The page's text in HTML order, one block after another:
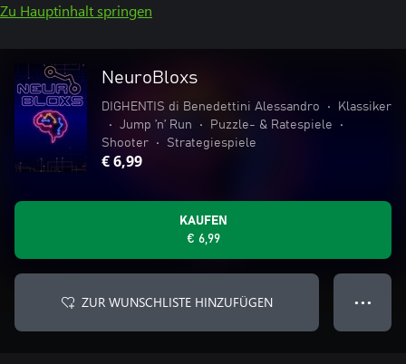
Zu Hauptinhalt springen
NeuroBloxs
DIGHENTIS di Benedettini Alessandro •
Klassiker
•
Jump ’n’ Run • Puzzle- & Ratespiele
•
Shooter
• Strategiespiele
€ 6,99
KAUFEN
€ 6,99
ZUR WUNSCHLISTE HINZUFÜGEN ● ● ●